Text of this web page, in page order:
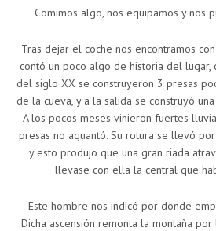
Comimos algo, nos equipamos y nos
Tras dejar el coche nos encontramos
contó un poco algo de historia del lugar,
del siglo XX se construyeron 3 presas
de la cueva, y a la salida se construyó
A los pocos meses vinieron fuertes
presas no aguantó. Su rotura se llevó
y esto produjo que una gran riada
llevase con ella la central que
Este hombre nos indicó por donde
Dicha ascensión remonta la montaña